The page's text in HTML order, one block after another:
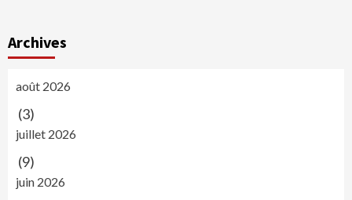
Archives
août 2026
(3)
juillet 2026
(9)
juin 2026